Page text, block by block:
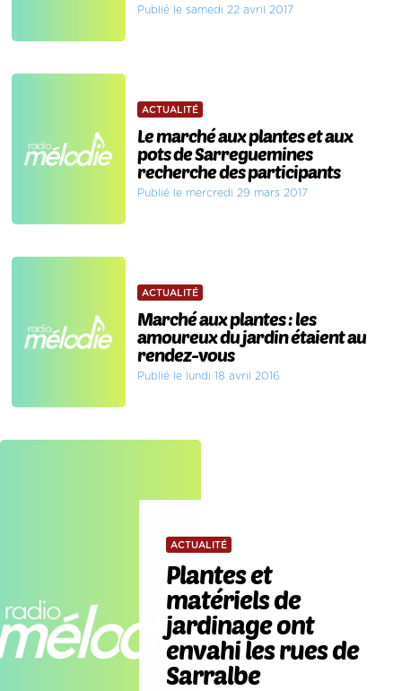
Publié le samedi 22 avril 2017
ACTUALITÉ
Le marché aux plantes et aux
pots de Sarreguemines
recherche des participants
Publié le mercredi 29 mars 2017
ACTUALITÉ
Marché aux plantes : les
amoureux du jardin étaient au
rendez-vous
Publié le lundi 18 avril 2016
ACTUALITÉ
Plantes et
matériels de
jardinage ont
envahi les rues de
Sarralbe